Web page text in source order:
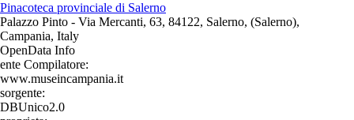
Pinacoteca provinciale di Salerno
Palazzo Pinto - Via Mercanti, 63, 84122, Salerno, (Salerno),
Campania, Italy
OpenData Info
ente Compilatore:
www.museincampania.it
sorgente:
DBUnico2.0